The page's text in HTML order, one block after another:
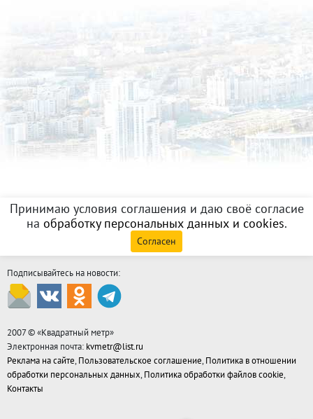
Принимаю условия соглашения и даю своё согласие
на обработку персональных данных и cookies.
Согласен
Подписывайтесь на новости:
2007 © «Квадратный метр»
Электронная почта: kvmetr@list.ru
Реклама на сайте, Пользовательское соглашение, Политика в отношении
обработки персональных данных, Политика обработки файлов cookie,
Контакты